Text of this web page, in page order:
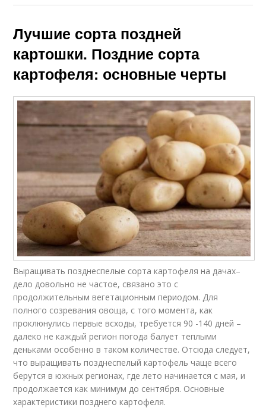
Лучшие сорта поздней
картошки. Поздние сорта
картофеля: основные черты
Выращивать позднеспелые сорта картофеля на дачах–
дело довольно не частое, связано это с
продолжительным вегетационным периодом. Для
полного созревания овоща, с того момента, как
проклюнулись первые всходы, требуется 90 -140 дней –
далеко не каждый регион погода балует теплыми
деньками особенно в таком количестве. Отсюда следует,
что выращивать позднеспелый картофель чаще всего
берутся в южных регионах, где лето начинается с мая, и
продолжается как минимум до сентября. Основные
характеристики позднего картофеля.